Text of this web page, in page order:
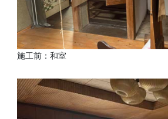
施工前：和室